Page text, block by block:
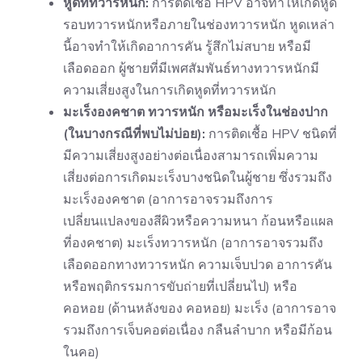
รอบทวารหนักหรือภายในช่องทวารหนัก หูดเหล่า
นี้อาจทำให้เกิดอาการคัน รู้สึกไม่สบาย หรือมี
เลือดออก ผู้ชายที่มีเพศสัมพันธ์ทางทวารหนักมี
ความเสี่ยงสูงในการเกิดหูดที่ทวารหนัก
มะเร็งองคชาต ทวารหนัก หรือมะเร็งในช่องปาก
(ในบางกรณีที่พบไม่บ่อย): การติดเชื้อ HPV ชนิดที่
มีความเสี่ยงสูงอย่างต่อเนื่องสามารถเพิ่มความ
เสี่ยงต่อการเกิดมะเร็งบางชนิดในผู้ชาย ซึ่งรวมถึง
มะเร็งองคชาต (อาการอาจรวมถึงการ
เปลี่ยนแปลงของสีผิวหรือความหนา ก้อนหรือแผล
ที่องคชาต) มะเร็งทวารหนัก (อาการอาจรวมถึง
เลือดออกทางทวารหนัก ความเจ็บปวด อาการคัน
หรือพฤติกรรมการขับถ่ายที่เปลี่ยนไป) หรือ
คอหอย (ด้านหลังของ คอหอย) มะเร็ง (อาการอาจ
รวมถึงการเจ็บคอต่อเนื่อง กลืนลำบาก หรือมีก้อน
ในคอ)